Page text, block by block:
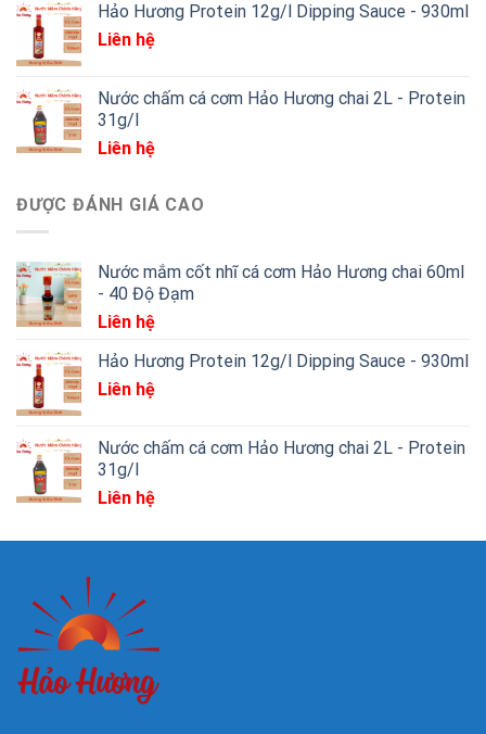
Hảo Hương Protein 12g/l Dipping Sauce - 930ml
Liên hệ
Nước chấm cá cơm Hảo Hương chai 2L - Protein
31g/l
Liên hệ
ĐƯỢC ĐÁNH GIÁ CAO
Nước mắm cốt nhĩ cá cơm Hảo Hương chai 60ml
- 40 Độ Đạm
Liên hệ
Hảo Hương Protein 12g/l Dipping Sauce - 930ml
Liên hệ
Nước chấm cá cơm Hảo Hương chai 2L - Protein
31g/l
Liên hệ